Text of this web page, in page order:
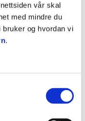
vår skal
med mindre du
og hvordan vi
.
28. jul. 2011